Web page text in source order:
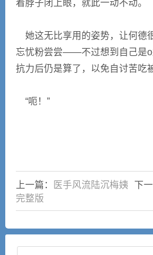
着脖子闭上眼，就此一动不动。
她这无比享用的姿势，让何德
忘忧粉尝尝――不过想到自己是o
抗力后仍是算了，以免自讨苦吃
“呃！”
上一篇：
医手风流陆沉梅姨
完整版
下一